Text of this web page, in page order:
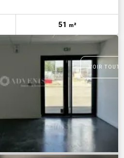
51 m²
VOIR